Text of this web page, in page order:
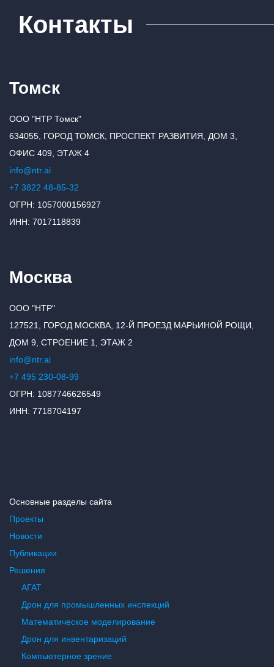
Контакты
Томск
ООО "НТР Томск"
634055, ГОРОД ТОМСК, ПРОСПЕКТ РАЗВИТИЯ, ДОМ 3,
ОФИС 409, ЭТАЖ 4
info@ntr.ai
+7 3822 48-85-32
ОГРН: 1057000156927
ИНН: 7017118839
Москва
ООО "НТР"
127521, ГОРОД МОСКВА, 12-Й ПРОЕЗД МАРЬИНОЙ РОЩИ,
ДОМ 9, СТРОЕНИЕ 1, ЭТАЖ 2
info@ntr.ai
+7 495 230-08-99
ОГРН: 1087746626549
ИНН: 7718704197
Основные разделы сайта
Проекты
Новости
Публикации
Решения
АГАТ
Дрон для промышленных инспекций
Математическое моделирование
Дрон для инвентаризаций
Компьютерное зрение